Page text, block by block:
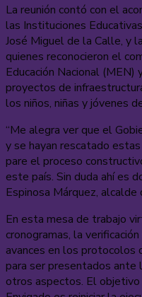
La reunión contó con el
las Instituciones
José Miguel de la Calle, y
quienes reconocieron el
Educación Nacional
proyectos de
los niños, niñas y jóvenes
“Me alegra ver que el
y se hayan rescatado
pare el proceso
este país. Sin duda ahí es
Espinosa Márquez, alcalde
En esta mesa de trabajo
cronogramas, la
avances en los protocolos
para ser presentados
otros aspectos. El